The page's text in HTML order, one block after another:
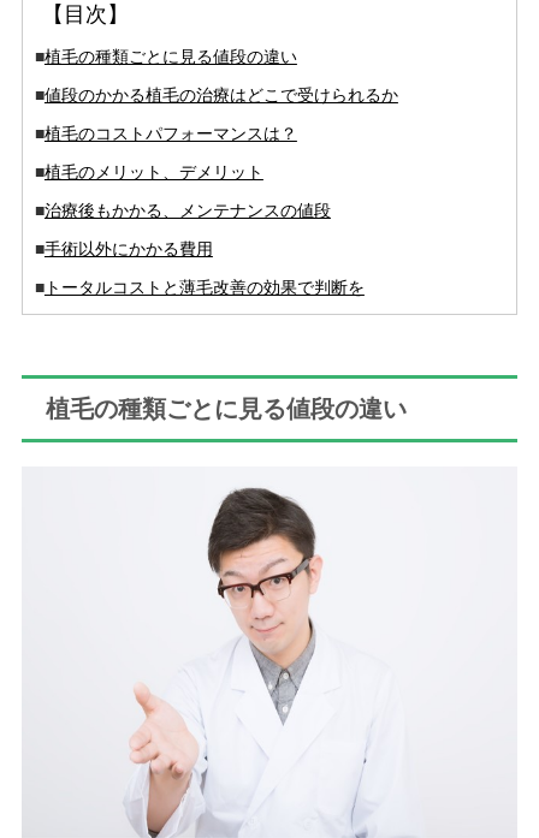
【目次】
■植毛の種類ごとに見る値段の違い
■値段のかかる植毛の治療はどこで受けられるか
■植毛のコストパフォーマンスは？
■植毛のメリット、デメリット
■治療後もかかる、メンテナンスの値段
■手術以外にかかる費用
■トータルコストと薄毛改善の効果で判断を
植毛の種類ごとに見る値段の違い